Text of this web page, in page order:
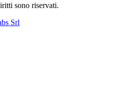
sono riservati.
Srl